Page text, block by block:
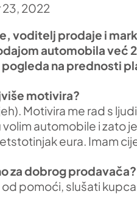
2022
voditelj prodaje i
automobila već
pogleda na prednosti
motivira?
Motivira me rad s
volim automobile i zato
eura. Imam
za dobrog prodavača?
pomoći, slušati